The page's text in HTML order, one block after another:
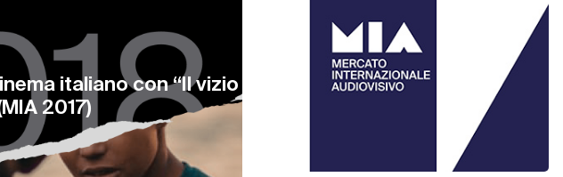
italiano con “Il vizio
2017)